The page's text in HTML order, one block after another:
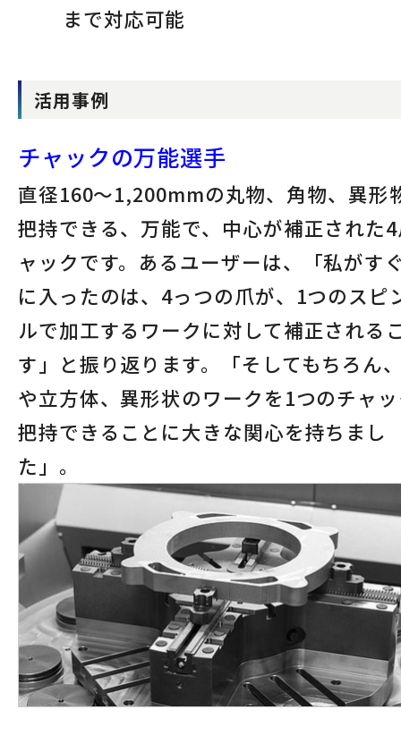
まで対応可能
活用事例
チャックの万能選手
直径160～1,200mmの丸物、角物、異形
把持できる、万能で、中心が補正された
ャックです。あるユーザーは、「私がす
に入ったのは、4っつの爪が、1つのスピ
ルで加工するワークに対して補正される
す」と振り返ります。「そしてもちろん
や立方体、異形状のワークを1つのチャ
把持できることに大きな関心を持ちまし
た」。